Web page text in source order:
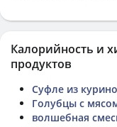
Калорийность и
продуктов
Суфле из
Голубцы с
волшебная